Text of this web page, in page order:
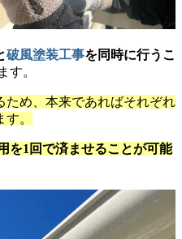
破風塗装工事を同時に行うこ
す。
ため、本来であればそれぞれ
。
を1回で済ませることが可能